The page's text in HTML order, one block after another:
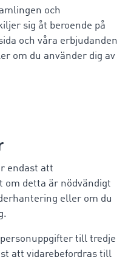
och
sig åt beroende på
och våra erbjudanden
om du använder dig av
endast att
om detta är nödvändigt
eller om du
till tredje
att vidarebefordras till